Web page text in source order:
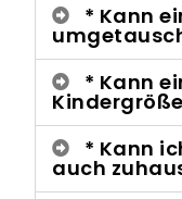
* Kann
* Kann
* Kann
auch